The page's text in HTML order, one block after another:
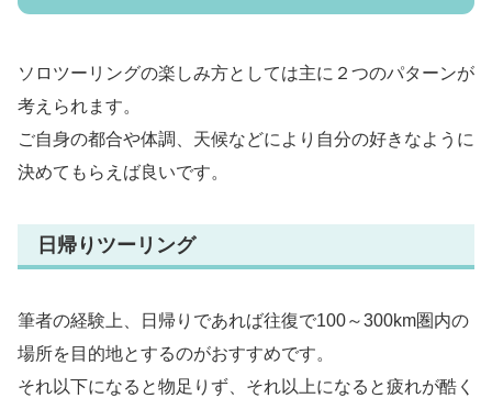
ソロツーリングの楽しみ方としては主に２つのパターンが
考えられます。
ご自身の都合や体調、天候などにより自分の好きなように
決めてもらえば良いです。
日帰りツーリング
筆者の経験上、日帰りであれば往復で100～300km圏内の
場所を目的地とするのがおすすめです。
それ以下になると物足りず、それ以上になると疲れが酷く